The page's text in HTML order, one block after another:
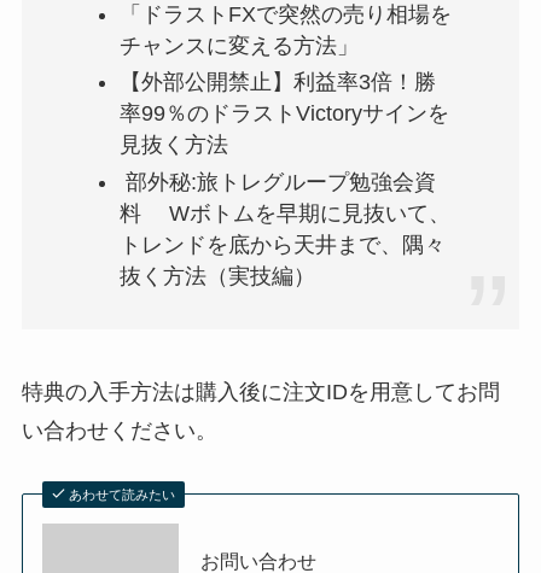
「ドラストFXで突然の売り相場を
チャンスに変える方法」
【外部公開禁止】利益率3倍！勝
率99％のドラストVictoryサインを
見抜く方法
部外秘:旅トレグループ勉強会資
料 Wボトムを早期に見抜いて、
トレンドを底から天井まで、隅々
抜く方法（実技編）
特典の入手方法は購入後に注文IDを用意してお問
い合わせください。
あわせて読みたい
お問い合わせ